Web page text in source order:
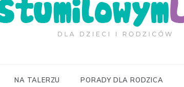
NA TALERZU PORADY DLA RODZICA